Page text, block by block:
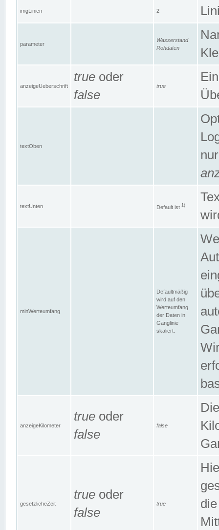
imgLinien 2
parameter
Wasserstand
Rohdaten
anzeigeUeberschrift
true oder
false
true
textOben
textUnten Default ist 1)
minWerteumfang
Defaultmäßig
wird auf den
Werteumfang
der Daten in
Ganglinie
skaliert.
anzeigeKilometer
true oder
false
false
gesetzlicheZeit
true oder
false
true